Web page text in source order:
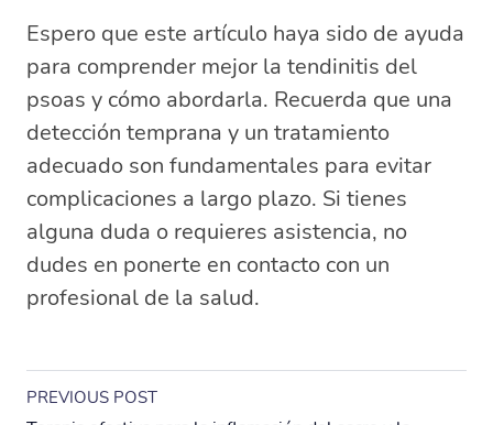
Espero que este artículo haya sido de ayuda
para comprender mejor la tendinitis del
psoas y cómo abordarla. Recuerda que una
detección temprana y un tratamiento
adecuado son fundamentales para evitar
complicaciones a largo plazo. Si tienes
alguna duda o requieres asistencia, no
dudes en ponerte en contacto con un
profesional de la salud.
PREVIOUS POST